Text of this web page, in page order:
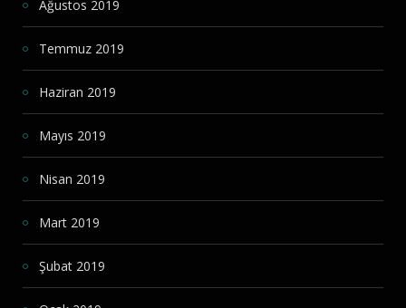
Ağustos 2019
Temmuz 2019
Haziran 2019
Mayıs 2019
Nisan 2019
Mart 2019
Şubat 2019